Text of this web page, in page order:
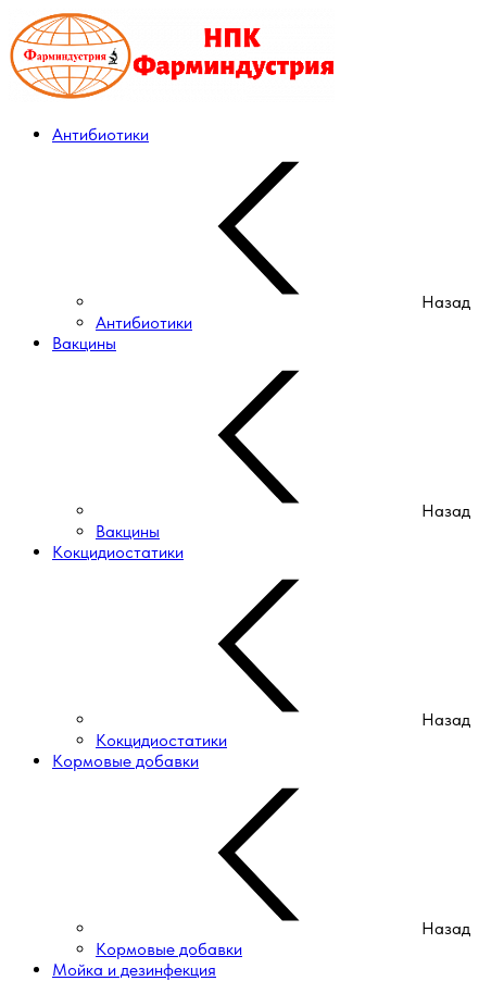
Антибиотики
Назад
Антибиотики
Вакцины
Назад
Вакцины
Кокцидиостатики
Назад
Кокцидиостатики
Кормовые добавки
Назад
Кормовые добавки
Мойка и дезинфекция